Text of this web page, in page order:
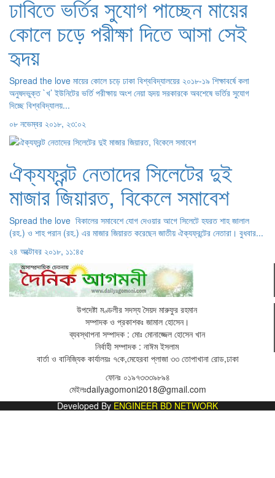
ঢাবিতে ভর্তির সুযোগ পাচ্ছেন মায়ের
কোলে চড়ে পরীক্ষা দিতে আসা সেই
হৃদয়
Spread the love মায়ের কোলে চড়ে ঢাকা বিশ্ববিদ্যালয়ের ২০১৮-১৯ শিক্ষাবর্ষে কলা
অনুষদভুক্ত `খ’ ইউনিটের ভর্তি পরীক্ষায় অংশ নেয়া হৃদয় সরকারকে অবশেষে ভর্তির সুযোগ
দিচ্ছে বিশ্ববিদ্যালয়...
০৮ নভেম্বর ২০১৮, ২৩:০২
ঐক্যফ্রন্ট নেতাদের সিলেটের দুই
মাজার জিয়ারত, বিকেলে সমাবেশ
Spread the love বিকালের সমাবেশে যোগ দেওয়ার আগে সিলেটে হযরত শাহ জালাল
(রহ.) ও শাহ পরান (রহ.) এর মাজার জিয়ারত করেছেন জাতীয় ঐক্যফ্রন্টের নেতারা। বুধবার...
২৪ অক্টোবর ২০১৮, ১১:৪৫
উপদেষ্টা মণ্ডলীর সদস্য সৈয়দ মারুফুর রহমান
সম্পাদক ও প্রকাশকঃ জামাল হোসেন।
ব্যবস্থাপনা সম্পাদক : মোঃ মোনাজ্জেল হোসেন খান
নির্বাহী সম্পাদক : নাঈম ইসলাম
বার্তা ও বানিজ্যিক কার্যালয়ঃ ৭কে,মেহেরবা প্লাজা ৩৩ তোপাখানা রোড,ঢাকা
ফোনঃ ০১৯৭৩৩৩৯৮৯৪
মেইলঃdailyagomoni2018@gmail.com
Developed By ENGINEER BD NETWORK